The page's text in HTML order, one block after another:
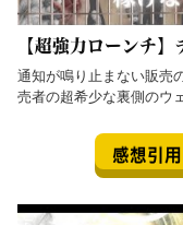
【超強力ローンチ】
通知が鳴り止まない販売
売者の超希少な裏側のウ
感想引